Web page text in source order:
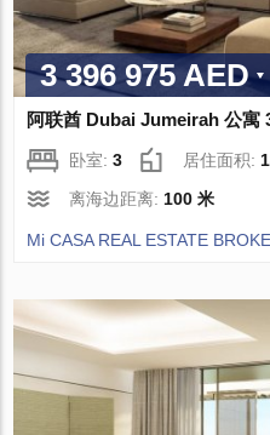
3 396 975 AED
阿联酋 Dubai Jumeirah 公寓
卧室:3 居住面积:
离海边距离: 100 米
Mi CASA REAL ESTATE